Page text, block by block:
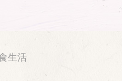
生活